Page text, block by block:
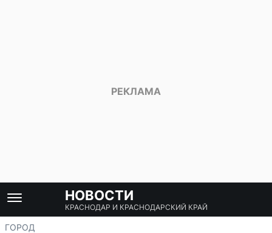
НОВОСТИ
КРАСНОДАР И КРАСНОДАРСКИЙ КРАЙ
ГОРОД